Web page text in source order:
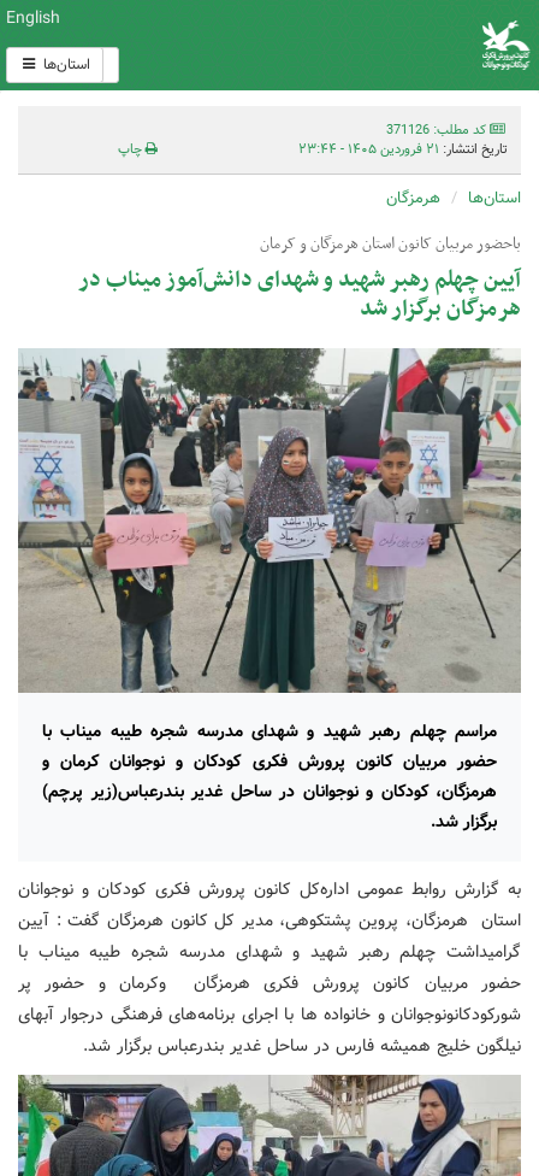
English
استان‌ها
کد مطلب: 371126
تاریخ انتشار: ۲۱ فروردین ۱۴۰۵ - ۲۳:۴۴ چاپ
استان‌ها هرمزگان
باحضور مربیان کانون استان هرمزگان و کرمان
آیین چهلم رهبر شهید و شهدای دانش‌آموز میناب در
هرمزگان برگزار شد
مراسم چهلم رهبر شهید و شهدای مدرسه شجره طیبه میناب با
حضور مربیان کانون پرورش فکری کودکان و نوجوانان کرمان و
هرمزگان، کودکان و نوجوانان در ساحل غدیر بندرعباس(زیر پرچم)
برگزار شد.
به گزارش روابط عمومی اداره‌کل کانون پرورش فکری کودکان و نوجوانان
استان هرمزگان، پروین پشتکوهی، مدیر کل کانون هرمزگان گفت : آیین
گرامیداشت چهلم رهبر شهید و شهدای مدرسه شجره طیبه میناب با
حضور مربیان کانون پرورش فکری هرمزگان وکرمان و حضور پر
شورکودکانونوجوانان و خانواده ها با اجرای برنامه‌های فرهنگی درجوار آبهای
نیلگون خلیج همیشه فارس در ساحل غدیر بندرعباس برگزار شد.